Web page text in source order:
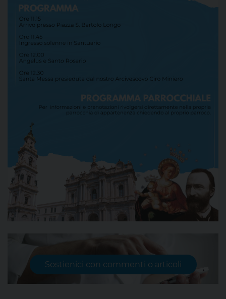
Sostienici con commenti o articoli